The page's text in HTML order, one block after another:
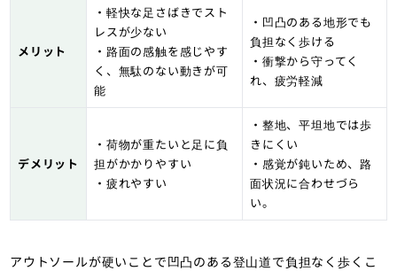
メリット
・軽快な足さばきでスト
レスが少ない
・路面の感触を感じやす
く、無駄のない動きが可
能
・凹凸のある地形でも
負担なく歩ける
・衝撃から守ってく
れ、疲労軽減
デメリット
・荷物が重たいと足に負
担がかかりやすい
・疲れやすい
・整地、平坦地では歩
きにくい
・感覚が鈍いため、路
面状況に合わせづら
い。
アウトソールが硬いことで凹凸のある登山道で負担なく歩くこ